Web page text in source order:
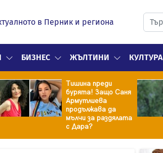
в Перник и региона
БИЗНЕС ЖЪЛТИНИ КУЛТУРА
Тишина преди
бурята! Защо Саня
Армутлиева
продължава да
мълчи за раздялата
с Дара?